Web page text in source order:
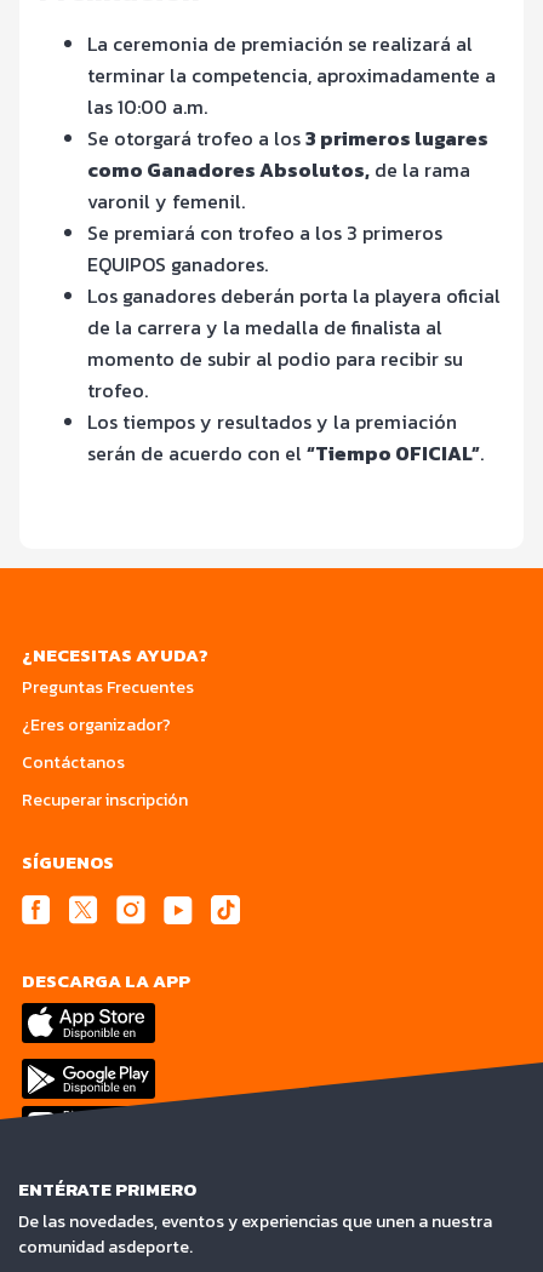
La ceremonia de premiación se realizará al
terminar la competencia, aproximadamente a
las 10:00 a.m.
Se otorgará trofeo a los3 primeros lugares
como Ganadores Absolutos, de la rama
varonil y femenil.
Se premiará con trofeo a los 3 primeros
EQUIPOS ganadores.
Los ganadores deberán porta la playera oficial
de la carrera y la medalla de finalista al
momento de subir al podio para recibir su
trofeo.
Los tiempos y resultados y la premiación
serán de acuerdo con el“Tiempo OFICIAL”.
¿NECESITAS AYUDA?
Preguntas Frecuentes
¿Eres organizador?
Contáctanos
Recuperar inscripción
SÍGUENOS
DESCARGA LA APP
ENTÉRATE PRIMERO
De las novedades, eventos y experiencias que unen a nuestra
comunidad asdeporte.